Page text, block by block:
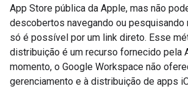
App Store pública da Apple, mas não
descobertos navegando ou pesquisando
só é possível por um link direto. Esse
distribuição é um recurso fornecido pela
momento, o Google Workspace não
gerenciamento e à distribuição de apps